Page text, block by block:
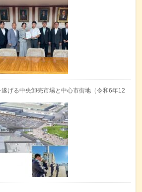
遂げる中央卸売市場と中心市街地（令和6年12